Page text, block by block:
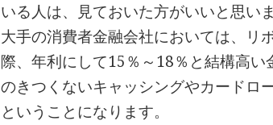
いる人は、見ておいた方がいいと思いま
大手の消費者金融会社においては、リ
際、年利にして15％～18％と結構高
のきつくないキャッシングやカードロ
ということになります。